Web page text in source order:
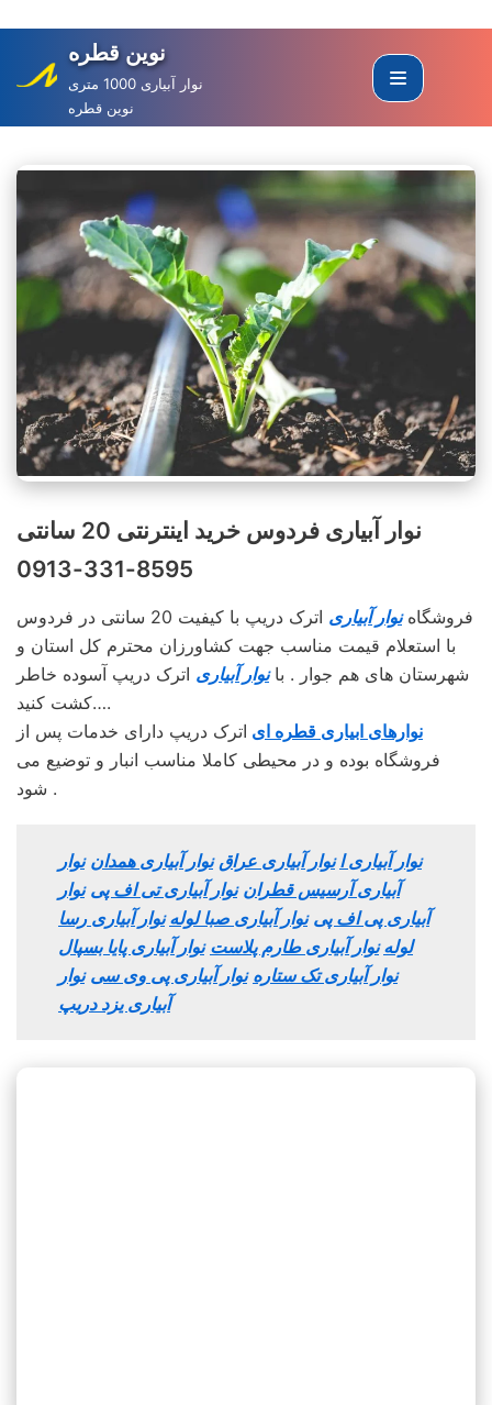
to
content
نوین قطره
نوار آبیاری 1000 متری
نوین قطره
نوار آبیاری فردوس خرید اینترنتی 20 سانتی
8595-331-0913
فروشگاهنوار آبیاری
اترک دریپ با کیفیت 20 سانتی در فردوس
با استعلام قیمت مناسب جهت کشاورزان محترم کل استان و
شهرستان های هم جوار . بانوار آبیاری اترک دریپ آسوده خاطر
کشت کنید….
نوارهای ابیاری قطره ای اترک دریپ دارای خدمات پس از
فروشگاه بوده و در محیطی کاملا مناسب انبار و توضیع می
شود .
نوار آبیاری ا نوار آبیاری عراق نوار آبیاری همدان نوار
آبیاری آرسیس قطران نوار آبیاری تی اف پی نوار
آبیاری پی اف پی نوار آبیاری صبا لوله نوار آبیاری رسا
لوله نوار آبیاری طارم پلاست نوار آبیاری پایا بسپال
نوار آبیاری تک ستاره نوار آبیاری پی وی سی نوار
آبیاری یزد دریپ